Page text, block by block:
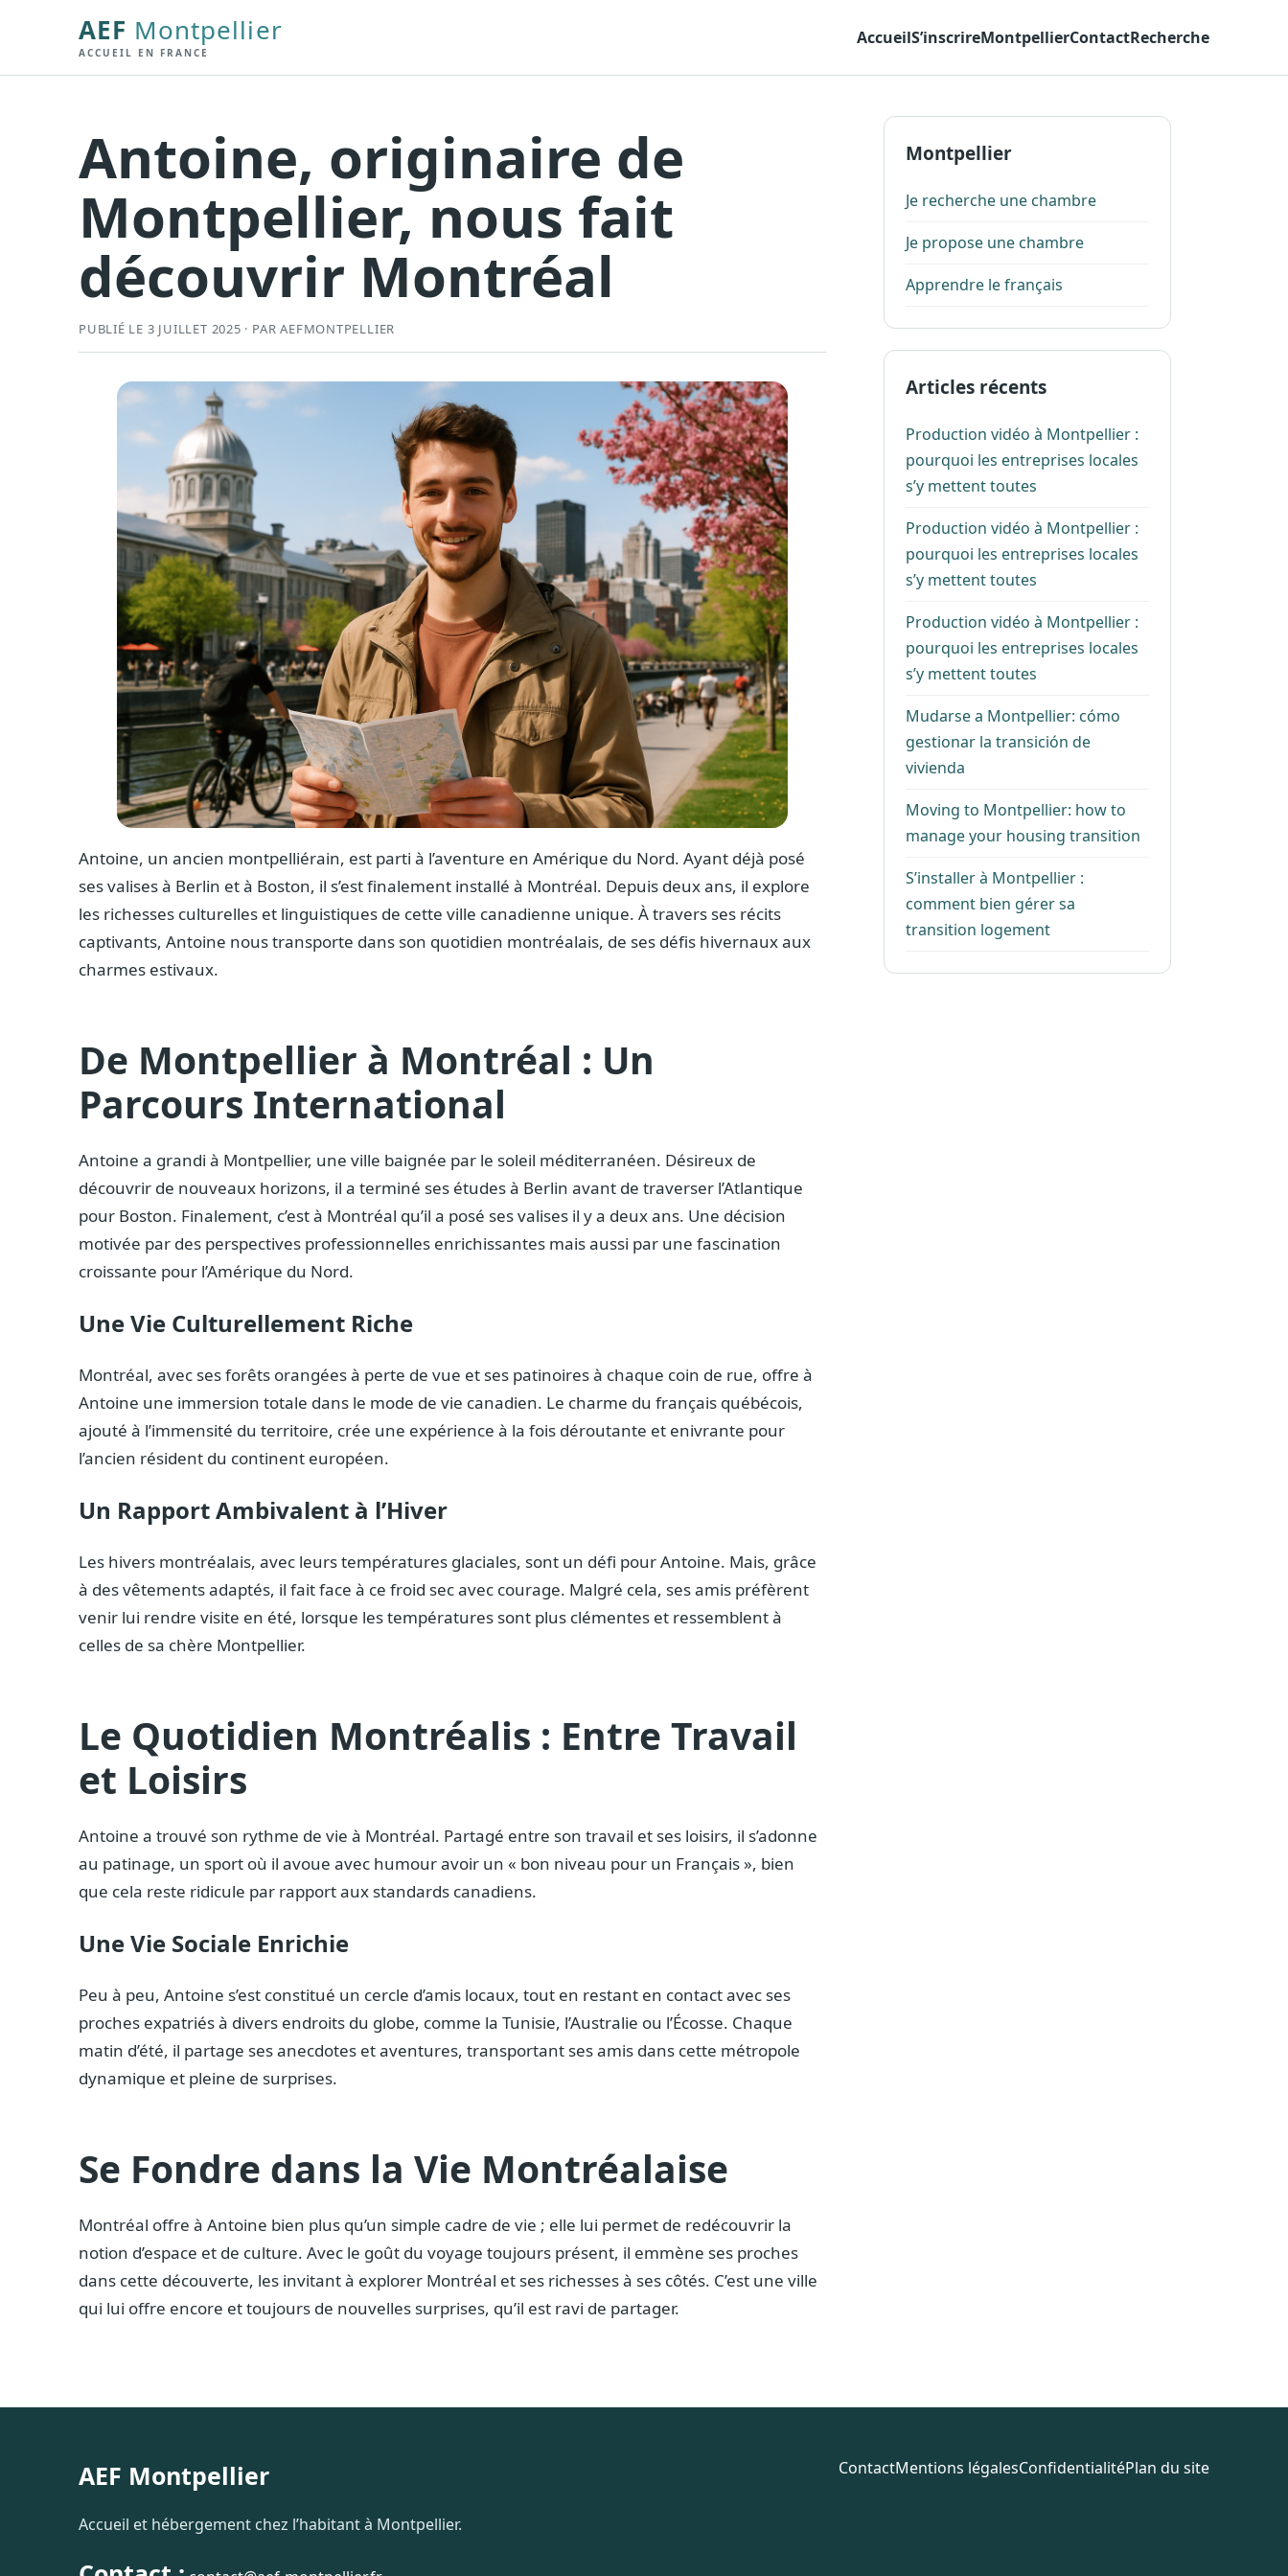
AEF Montpellier
ACCUEIL EN FRANCE
AccueilS’inscrireMontpellierContactRecherche
Antoine, originaire de
Montpellier, nous fait
découvrir Montréal
PUBLIÉ LE 3 JUILLET 2025 · PAR AEFMONTPELLIER
Antoine, un ancien montpelliérain, est parti à l’aventure en Amérique du Nord. Ayant déjà posé
ses valises à Berlin et à Boston, il s’est finalement installé à Montréal. Depuis deux ans, il explore
les richesses culturelles et linguistiques de cette ville canadienne unique. À travers ses récits
captivants, Antoine nous transporte dans son quotidien montréalais, de ses défis hivernaux aux
charmes estivaux.
De Montpellier à Montréal : Un
Parcours International
Antoine a grandi à Montpellier, une ville baignée par le soleil méditerranéen. Désireux de
découvrir de nouveaux horizons, il a terminé ses études à Berlin avant de traverser l’Atlantique
pour Boston. Finalement, c’est à Montréal qu’il a posé ses valises il y a deux ans. Une décision
motivée par des perspectives professionnelles enrichissantes mais aussi par une fascination
croissante pour l’Amérique du Nord.
Une Vie Culturellement Riche
Montréal, avec ses forêts orangées à perte de vue et ses patinoires à chaque coin de rue, offre à
Antoine une immersion totale dans le mode de vie canadien. Le charme du français québécois,
ajouté à l’immensité du territoire, crée une expérience à la fois déroutante et enivrante pour
l’ancien résident du continent européen.
Un Rapport Ambivalent à l’Hiver
Les hivers montréalais, avec leurs températures glaciales, sont un défi pour Antoine. Mais, grâce
à des vêtements adaptés, il fait face à ce froid sec avec courage. Malgré cela, ses amis préfèrent
venir lui rendre visite en été, lorsque les températures sont plus clémentes et ressemblent à
celles de sa chère Montpellier.
Le Quotidien Montréalis : Entre Travail
et Loisirs
Antoine a trouvé son rythme de vie à Montréal. Partagé entre son travail et ses loisirs, il s’adonne
au patinage, un sport où il avoue avec humour avoir un « bon niveau pour un Français », bien
que cela reste ridicule par rapport aux standards canadiens.
Une Vie Sociale Enrichie
Peu à peu, Antoine s’est constitué un cercle d’amis locaux, tout en restant en contact avec ses
proches expatriés à divers endroits du globe, comme la Tunisie, l’Australie ou l’Écosse. Chaque
matin d’été, il partage ses anecdotes et aventures, transportant ses amis dans cette métropole
dynamique et pleine de surprises.
Se Fondre dans la Vie Montréalaise
Montréal offre à Antoine bien plus qu’un simple cadre de vie ; elle lui permet de redécouvrir la
notion d’espace et de culture. Avec le goût du voyage toujours présent, il emmène ses proches
dans cette découverte, les invitant à explorer Montréal et ses richesses à ses côtés. C’est une ville
qui lui offre encore et toujours de nouvelles surprises, qu’il est ravi de partager.
Montpellier
Je recherche une chambre
Je propose une chambre
Apprendre le français
Articles récents
Production vidéo à Montpellier :
pourquoi les entreprises locales
s’y mettent toutes
Production vidéo à Montpellier :
pourquoi les entreprises locales
s’y mettent toutes
Production vidéo à Montpellier :
pourquoi les entreprises locales
s’y mettent toutes
Mudarse a Montpellier: cómo
gestionar la transición de
vivienda
Moving to Montpellier: how to
manage your housing transition
S’installer à Montpellier :
comment bien gérer sa
transition logement
AEF Montpellier
Accueil et hébergement chez l’habitant à Montpellier.
ContactMentions légalesConfidentialitéPlan du site